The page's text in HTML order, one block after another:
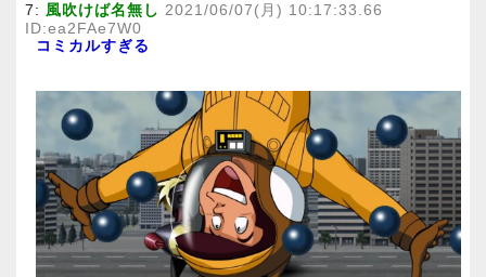
7: 風吹けば名無し 2021/06/07(月) 10:17:33.66
ID:ea2FAe7W0
コミカルすぎる